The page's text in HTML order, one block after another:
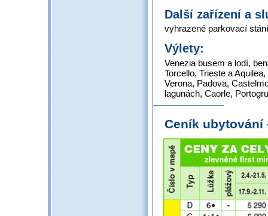
Další zařízení a
vyhrazené parkovací stání
Výlety:
Venezia busem a lodí,
Torcello, Trieste a
Verona, Padova,
lagunách, Caorle,
Ceník